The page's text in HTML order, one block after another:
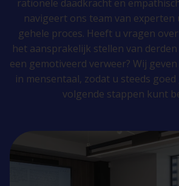
rationele daadkracht en
navigeert ons team van
gehele proces. Heeft u vragen
het aansprakelijk stellen van
een gemotiveerd verweer? Wij
in mensentaal, zodat u steeds
volgende stappen kunt